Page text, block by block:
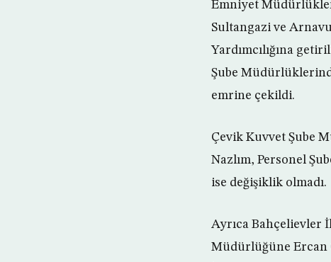
Emniyet
Sultangazi ve
Yardımcılığına
Şube
emrine çekildi.
Çevik Kuvvet Şube
Nazlım, Personel
ise değişiklik olmadı.
Ayrıca Bahçelievler
Müdürlüğüne Ercan